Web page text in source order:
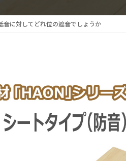
音に対してどれ位の遮音でしょうか